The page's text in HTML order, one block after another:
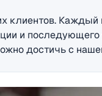
клиентов.
и
достичь с